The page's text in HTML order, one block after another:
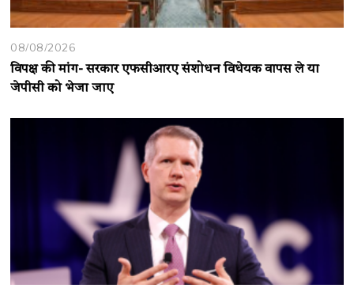
08/08/2026
विपक्ष की मांग- सरकार एफसीआरए संशोधन विधेयक वापस ले या
जेपीसी को भेजा जाए